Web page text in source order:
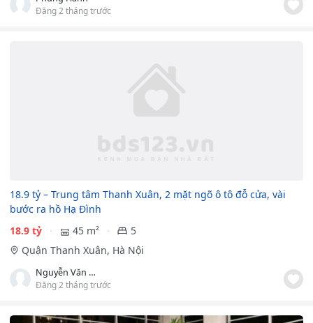
Đăng 2 tháng trước
18.9 tỷ – Trung tâm Thanh Xuân, 2 mặt ngõ ô tô đỗ cửa, vài
bước ra hồ Hạ Đình
18.9 tỷ
45 m²
5
Quận Thanh Xuân, Hà Nội
Nguyễn Văn Điệp
Đăng 2 tháng trước